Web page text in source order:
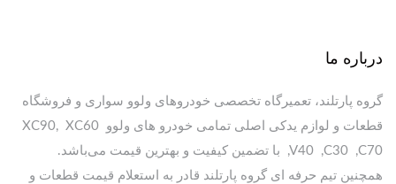
درباره ما
گروه پارتلند، تعمیرگاه تخصصی خودروهای ولوو سواری و فروشگاه
قطعات و لوازم یدکی اصلی تمامی خودرو های ولوو XC90, XC60
,V40 ,C30 ,C70 با تضمین کیفیت و بهترین قیمت می‌باشد.
همچنین تیم حرفه ای گروه پارتلند قادر به استعلام قیمت قطعات و